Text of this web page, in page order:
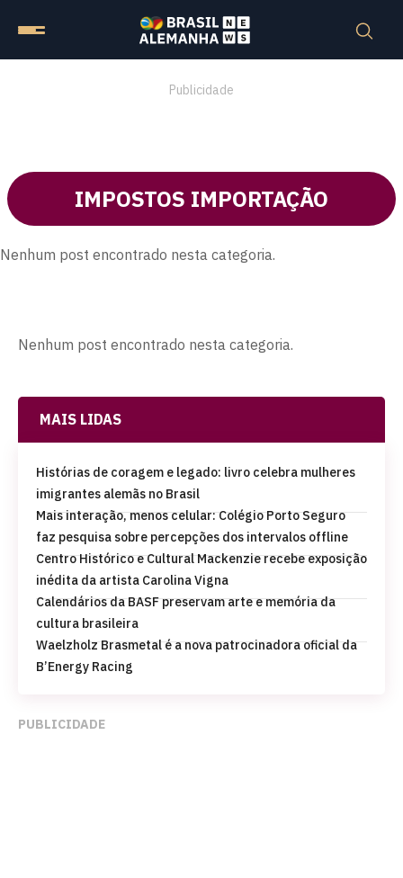
Publicidade
IMPOSTOS IMPORTAÇÃO
Nenhum post encontrado nesta categoria.
Nenhum post encontrado nesta categoria.
MAIS LIDAS
Histórias de coragem e legado: livro celebra mulheres
imigrantes alemãs no Brasil
Mais interação, menos celular: Colégio Porto Seguro
faz pesquisa sobre percepções dos intervalos offline
Centro Histórico e Cultural Mackenzie recebe exposição
inédita da artista Carolina Vigna
Calendários da BASF preservam arte e memória da
cultura brasileira
Waelzholz Brasmetal é a nova patrocinadora oficial da
B’Energy Racing
PUBLICIDADE